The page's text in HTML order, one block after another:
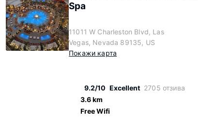
Spa
11011 W Charleston Blvd, Las
Vegas, Nevada 89135, US
Покажи карта
9.2/10 Excellent 2705 отзива
3.6 km
Free Wifi